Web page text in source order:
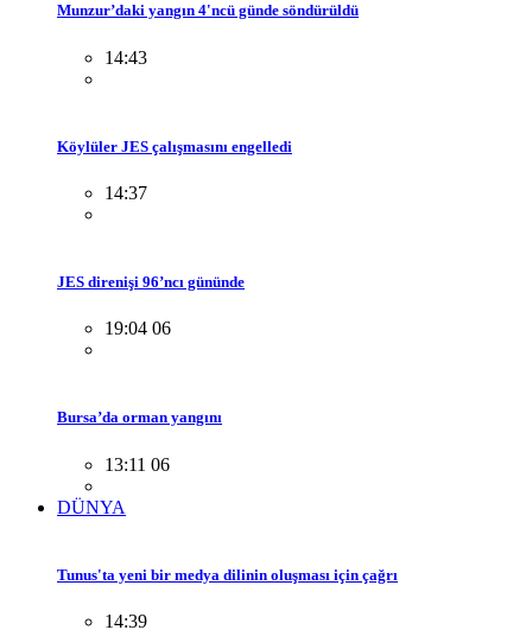
Munzur’daki yangın 4'ncü günde söndürüldü
14:43
Köylüler JES çalışmasını engelledi
14:37
JES direnişi 96’ncı gününde
19:04 06
Bursa’da orman yangını
13:11 06
DÜNYA
Tunus'ta yeni bir medya dilinin oluşması için çağrı
14:39